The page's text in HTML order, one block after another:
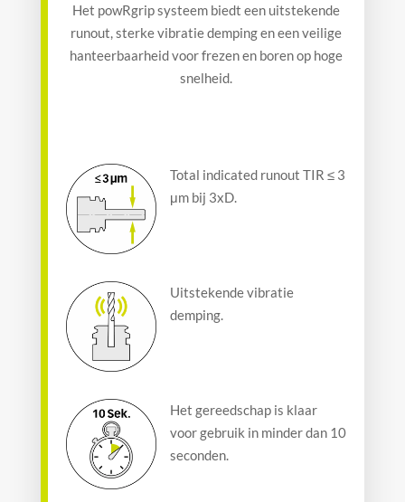
Het powRgrip systeem biedt een uitstekende
runout, sterke vibratie demping en een veilige
hanteerbaarheid voor frezen en boren op hoge
snelheid.
Total indicated runout TIR ≤ 3
μm bij 3xD.
Uitstekende vibratie
demping.
Het gereedschap is klaar
voor gebruik in minder dan 10
seconden.